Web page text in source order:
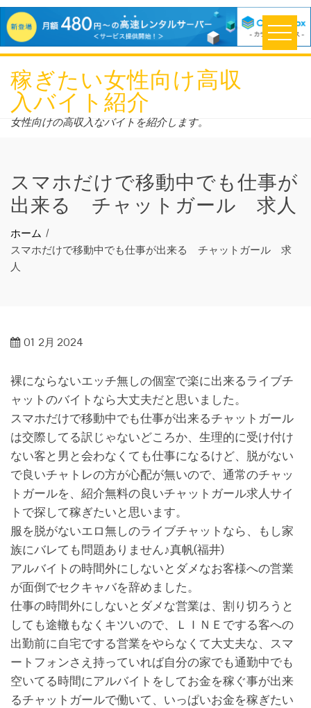
ン稼ぎたい女性向け高収
入バイト紹介
女性向けの高収入なバイトを紹介します。
スマホだけで移動中でも仕事が
出来る チャットガール 求人
ホーム
スマホだけで移動中でも仕事が出来る チャットガール 求
人
01 2月 2024
裸にならないエッチ無しの個室で楽に出来るライブチ
ャットのバイトなら大丈夫だと思いました。
スマホだけで移動中でも仕事が出来るチャットガール
は交際してる訳じゃないどころか、生理的に受け付け
ない客と男と会わなくても仕事になるけど、脱がない
で良いチャトレの方が心配が無いので、通常のチャッ
トガールを、紹介無料の良いチャットガール求人サイ
トで探して稼ぎたいと思います。
服を脱がないエロ無しのライブチャットなら、もし家
族にバレても問題ありません♪真帆(福井)
アルバイトの時間外にしないとダメなお客様への営業
が面倒でセクキャバを辞めました。
仕事の時間外にしないとダメな営業は、割り切ろうと
しても途轍もなくキツいので、ＬＩＮＥでする客への
出勤前に自宅でする営業をやらなくて大丈夫な、スマ
ートフォンさえ持っていれば自分の家でも通勤中でも
空いてる時間にアルバイトをしてお金を稼ぐ事が出来
るチャットガールで働いて、いっぱいお金を稼ぎたい